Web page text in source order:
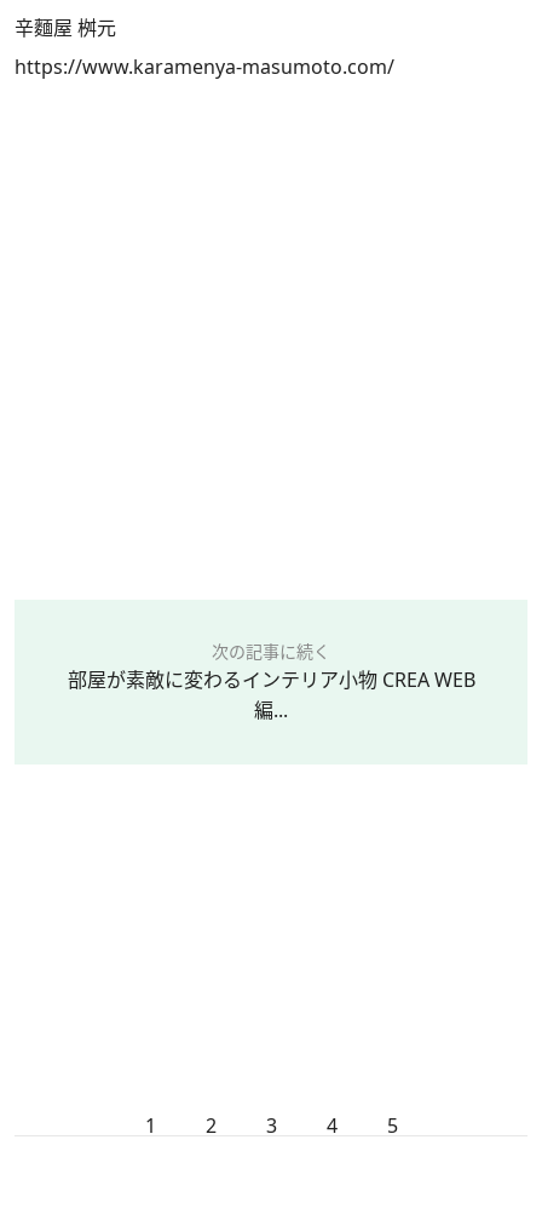
辛麵屋 桝元
https://www.karamenya-masumoto.com/
次の記事に続く
部屋が素敵に変わるインテリア小物 CREA WEB
編...
1 2 3 4 5